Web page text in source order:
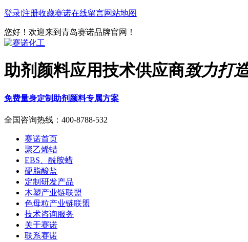
登录|注册收藏赛诺在线留言网站地图
您好！欢迎来到青岛赛诺品牌官网！
助剂颜料应用技术供应商致力打
免费量身定制助剂颜料专属方案
全国咨询热线： 400-8788-532
赛诺首页
聚乙烯蜡
EBS、酰胺蜡
硬脂酸盐
定制研发产品
木塑产业链联盟
色母粒产业链联盟
技术咨询服务
关于赛诺
联系赛诺